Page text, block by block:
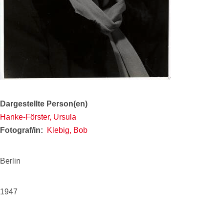
Dargestellte Person(en)
Hanke-Förster, Ursula
Fotograf/in
Klebig, Bob
Berlin
1947